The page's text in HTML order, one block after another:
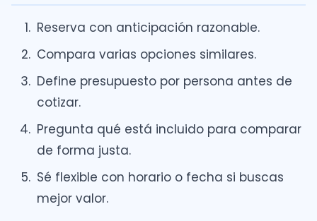
Reserva con anticipación razonable.
Compara varias opciones similares.
Define presupuesto por persona antes de
cotizar.
Pregunta qué está incluido para comparar
de forma justa.
Sé flexible con horario o fecha si buscas
mejor valor.